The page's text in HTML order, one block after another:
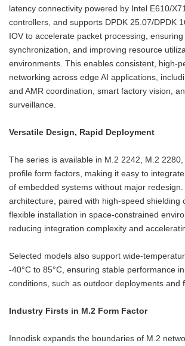
latency connectivity powered by Intel E610/
controllers, and supports DPDK 25.07/DPDK
IOV to accelerate packet processing, ensuring
synchronization, and improving resource
environments. This enables consistent, high-
networking across edge AI applications,
and AMR coordination, smart factory vision,
surveillance.
Versatile Design, Rapid Deployment
The series is available in M.2 2242, M.2 2280,
profile form factors, making it easy to
of embedded systems without major
architecture, paired with high-speed shielding
flexible installation in space-constrained
reducing integration complexity and
Selected models also support wide-
-40°C to 85°C, ensuring stable performance
conditions, such as outdoor deployments and
Industry Firsts in M.2 Form Factor
Innodisk expands the boundaries of M.2